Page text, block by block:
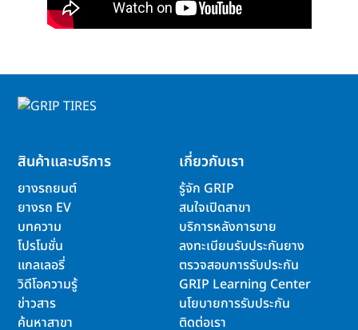
สินค้าและบริการ
ยางรถยนต์
ยางรถ EV
บทความ
โปรโมชั่น
แกลเลอรี่
วิดีโอความรู้
ข่าวสาร
ค้นหาสาขา
เกี่ยวกับเรา
รู้จัก GRIP
สนใจเปิดสาขา
บริการหลังการขาย
ลงทะเบียนรับประกันยาง
ตรวจสอบการรับประกัน
GRIP Learning Center
นโยบายการรับประกัน
ติดต่อเรา